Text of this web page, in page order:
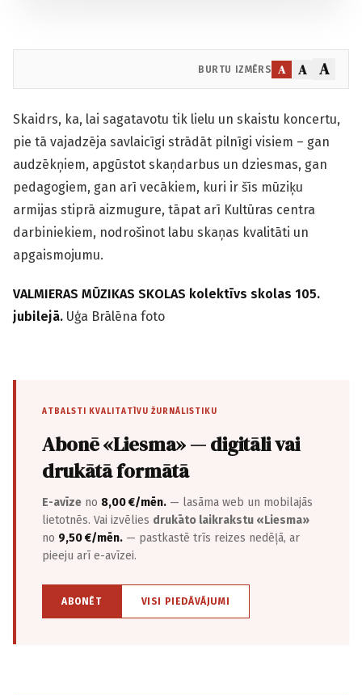
BURTU IZMĒRS A A A
Skaidrs, ka, lai sagatavotu tik lielu un skaistu koncertu,
pie tā vajadzēja savlaicīgi strādāt pilnīgi visiem – gan
audzēkņiem, apgūstot skaņdarbus un dziesmas, gan
pedagogiem, gan arī vecākiem, kuri ir šīs mūziķu
armijas stiprā aizmugure, tāpat arī Kultūras centra
darbiniekiem, nodrošinot labu skaņas kvalitāti un
apgaismojumu.
VALMIERAS MŪZIKAS SKOLAS kolektīvs skolas 105.
jubilejā. Uģa Brālēna foto
ATBALSTI KVALITATĪVU ŽURNĀLISTIKU
Abonē «Liesma» — digitāli vai
drukātā formātā
E-avīze no 8,00 €/mēn. — lasāma web un mobilajās
lietotnēs. Vai izvēlies drukāto laikrakstu «Liesma»
no 9,50 €/mēn. — pastkastē trīs reizes nedēļā, ar
pieeju arī e-avīzei.
ABONĒT VISI PIEDĀVĀJUMI